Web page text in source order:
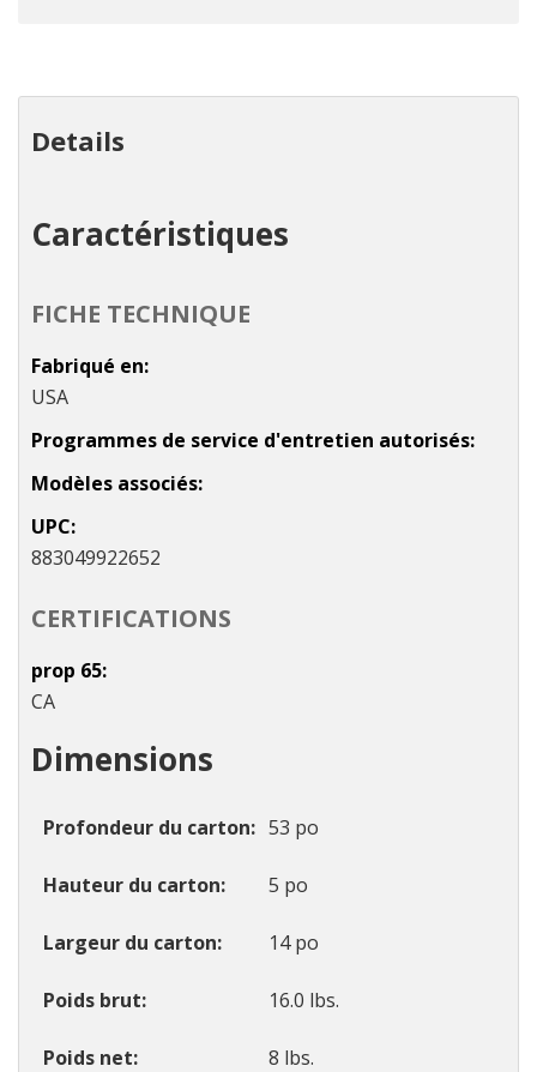
Details
Caractéristiques
FICHE TECHNIQUE
Fabriqué en
USA
Programmes de service d'entretien autorisés
Modèles associés
UPC
883049922652
CERTIFICATIONS
prop 65
CA
Dimensions
Profondeur du carton 53 po
Hauteur du carton 5 po
Largeur du carton 14 po
Poids brut 16.0 lbs.
Poids net 8 lbs.